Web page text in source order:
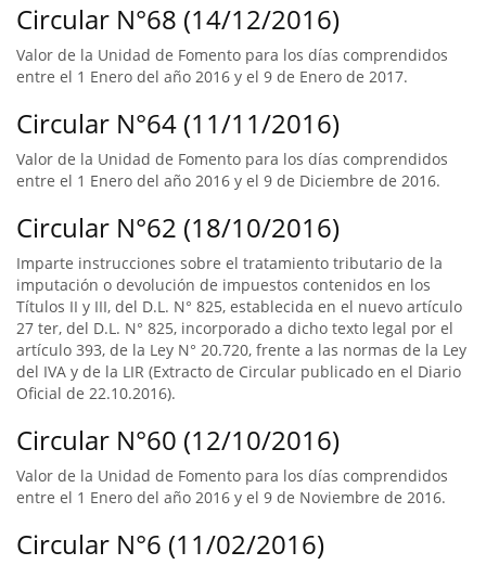
Circular N°68 (14/12/2016)
Valor de la Unidad de Fomento para los días comprendidos
entre el 1 Enero del año 2016 y el 9 de Enero de 2017.
Circular N°64 (11/11/2016)
Valor de la Unidad de Fomento para los días comprendidos
entre el 1 Enero del año 2016 y el 9 de Diciembre de 2016.
Circular N°62 (18/10/2016)
Imparte instrucciones sobre el tratamiento tributario de la
imputación o devolución de impuestos contenidos en los
Títulos II y III, del D.L. N° 825, establecida en el nuevo artículo
27 ter, del D.L. N° 825, incorporado a dicho texto legal por el
artículo 393, de la Ley N° 20.720, frente a las normas de la Ley
del IVA y de la LIR (Extracto de Circular publicado en el Diario
Oficial de 22.10.2016).
Circular N°60 (12/10/2016)
Valor de la Unidad de Fomento para los días comprendidos
entre el 1 Enero del año 2016 y el 9 de Noviembre de 2016.
Circular N°6 (11/02/2016)